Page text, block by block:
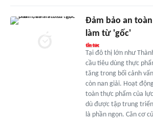
Đảm bảo an
làm từ 'gốc'
Tại đô thị lớn như
cầu tiêu dùng thực
tăng trong bối cảnh
còn nan giải. Hoạt
toàn thực phẩm của
dù được tập trung
là phần ngọn. Căn cơ